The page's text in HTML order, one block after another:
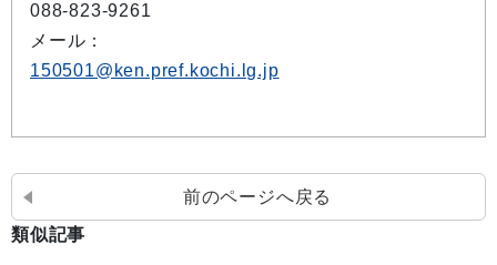
088-823-9261
メール：
150501@ken.pref.kochi.lg.jp
前のページへ戻る
類似記事